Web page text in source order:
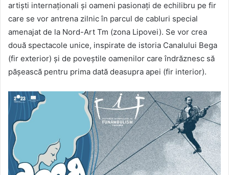
artiști internaționali și oameni pasionați de echilibru pe fir
care se vor antrena zilnic în parcul de cabluri special
amenajat de la Nord-Art Tm (zona Lipovei). Se vor crea
două spectacole unice, inspirate de istoria Canalului Bega
(fir exterior) și de poveștile oamenilor care îndrăznesc să
pășească pentru prima dată deasupra apei (fir interior).